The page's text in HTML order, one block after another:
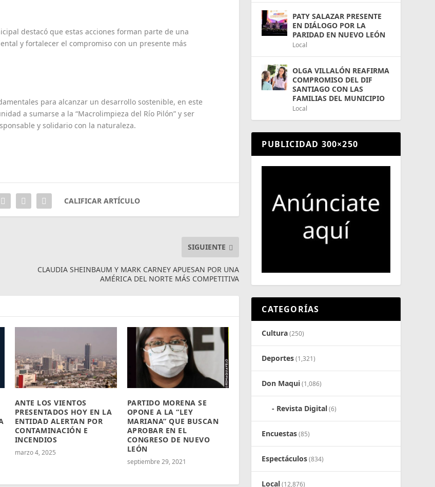
destacó que estas acciones forman parte de una
y fortalecer el compromiso con un presente más
para alcanzar un desarrollo sostenible, en este
a sumarse a la “Macrolimpieza del Río Pilón” y ser
y solidario con la naturaleza.
CALIFICAR ARTÍCULO
SIGUIENTE
CLAUDIA SHEINBAUM Y MARK CARNEY APUESAN POR UNA
AMÉRICA DEL NORTE MÁS COMPETITIVA
ANTE LOS VIENTOS
PRESENTADOS HOY EN LA
ENTIDAD ALERTAN POR
CONTAMINACIÓN E
INCENDIOS
marzo 4, 2025
PARTIDO MORENA SE
OPONE A LA “LEY
MARIANA” QUE BUSCAN
APROBAR EN EL
CONGRESO DE NUEVO
LEÓN
septiembre 29, 2021
PATY SALAZAR PRESENTE
EN DIÁLOGO POR LA
PARIDAD EN NUEVO LEÓN
Local
OLGA VILLALÓN REAFIRMA
COMPROMISO DEL DIF
SANTIAGO CON LAS
FAMILIAS DEL MUNICIPIO
Local
PUBLICIDAD 300×250
CATEGORÍAS
Cultura(250)
Deportes(1,321)
Don Maqui(1,086)
Revista Digital(6)
Encuestas(85)
Espectáculos(834)
Local(12,876)